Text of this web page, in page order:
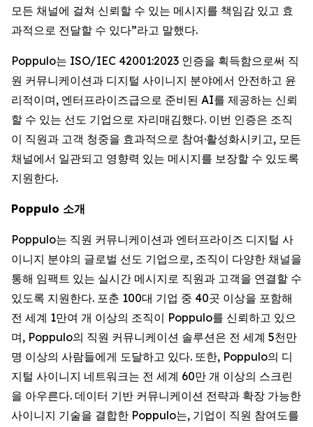
모든 채널에 걸쳐 신뢰할 수 있는 메시지를 책임감 있고 효
과적으로 전달할 수 있다”라고 말했다.
Poppulo는 ISO/IEC 42001:2023 인증을 획득함으로써 직
원 커뮤니케이션과 디지털 사이니지 분야에서 안전하고 윤
리적이며, 엔터프라이즈급으로 준비된 AI를 제공하는 신뢰
할 수 있는 선도 기업으로 자리매김했다. 이번 인증은 조직
이 직원과 고객 청중을 효과적으로 참여·활성화시키고, 모든
채널에서 일관되고 영향력 있는 메시지를 보장할 수 있도록
지원한다.
Poppulo 소개
Poppulo는 직원 커뮤니케이션과 엔터프라이즈 디지털 사
이니지 분야의 글로벌 선도 기업으로, 조직이 다양한 채널을
통해 임팩트 있는 실시간 메시지로 직원과 고객을 연결할 수
있도록 지원한다. 포춘 100대 기업 중 40곳 이상을 포함해
전 세계 1만여 개 이상의 조직이 Poppulo를 신뢰하고 있으
며, Poppulo의 직원 커뮤니케이션 솔루션은 전 세계 5천만
명 이상의 사람들에게 도달하고 있다. 또한, Poppulo의 디
지털 사이니지 네트워크는 전 세계 60만 개 이상의 스크린
을 아우른다. 데이터 기반 커뮤니케이션 전략과 확장 가능한
사이니지 기술을 결합한 Poppulo는, 기업이 직원 참여도를